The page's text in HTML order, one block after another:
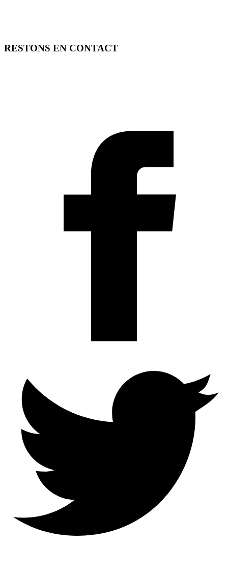
RESTONS EN CONTACT